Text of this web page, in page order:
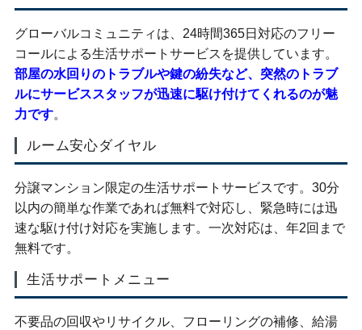
グローバルコミュニティは、24時間365日対応のフリー
コールによる生活サポートサービスを提供しています。
部屋の水回りのトラブルや鍵の紛失など、突然のトラブ
ルにサービススタッフが迅速に駆け付けてくれるのが魅
力です。
ルーム安心ダイヤル
分譲マンション限定の生活サポートサービスです。30分
以内の簡単な作業であれば無料で対応し、緊急時には迅
速な駆け付け対応を実施します。一次対応は、年2回まで
無料です。
生活サポートメニュー
不要品の回収やリサイクル、フローリングの補修、給湯